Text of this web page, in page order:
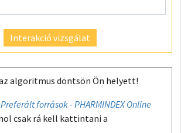
Interakció vizsgálat
algoritmus döntsön Ön helyett!
Preferált források - PHARMINDEX Online
csak rá kell kattintani a